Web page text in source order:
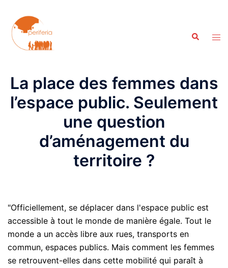
contenu
La place des femmes dans
l’espace public. Seulement
une question
d’aménagement du
territoire ?
"Officiellement, se déplacer dans l'espace public est
accessible à tout le monde de manière égale. Tout le
monde a un accès libre aux rues, transports en
commun, espaces publics. Mais comment les femmes
se retrouvent-elles dans cette mobilité qui paraît à